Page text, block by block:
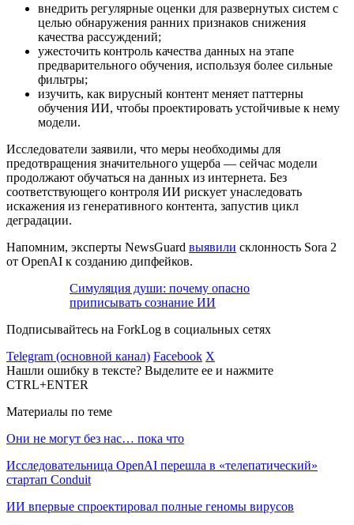
внедрить регулярные оценки для развернутых систем с
целью обнаружения ранних признаков снижения
качества рассуждений;
ужесточить контроль качества данных на этапе
предварительного обучения, используя более сильные
фильтры;
изучить, как вирусный контент меняет паттерны
обучения ИИ, чтобы проектировать устойчивые к нему
модели.
Исследователи заявили, что меры необходимы для
предотвращения значительного ущерба — сейчас модели
продолжают обучаться на данных из интернета. Без
соответствующего контроля ИИ рискует унаследовать
искажения из генеративного контента, запустив цикл
деградации.
Напомним, эксперты NewsGuard выявили склонность Sora 2
от OpenAI к созданию дипфейков.
Симуляция души: почему опасно
приписывать сознание ИИ
Подписывайтесь на ForkLog в социальных сетях
Telegram (основной канал) Facebook X
Нашли ошибку в тексте? Выделите ее и нажмите
CTRL+ENTER
Материалы по теме
Они не могут без нас… пока что
Исследовательница OpenAI перешла в «телепатический»
стартап Conduit
ИИ впервые спроектировал полные геномы вирусов